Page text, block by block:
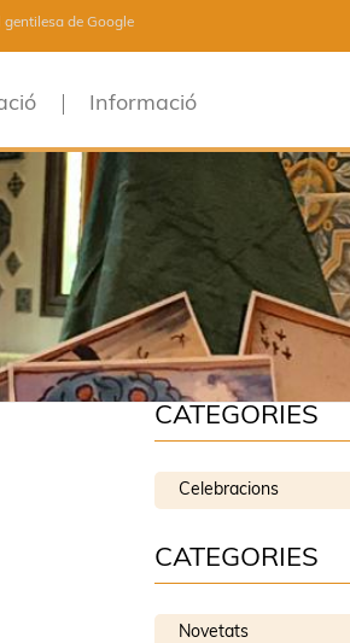
de Google
Informació
CATEGORIES
Celebracions
CATEGORIES
Novetats